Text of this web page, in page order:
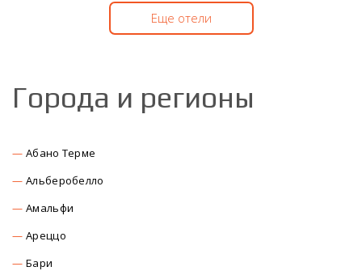
Еще отели
Города и регионы
Абано Терме
Альберобелло
Амальфи
Ареццо
Бари